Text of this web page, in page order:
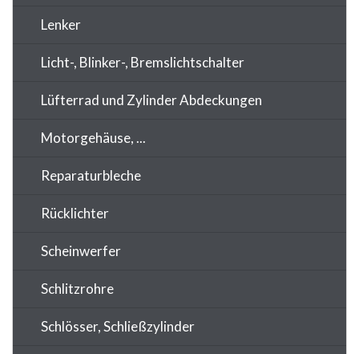
Lenker
Licht-, Blinker-, Bremslichtschalter
Lüfterrad und Zylinder Abdeckungen
Motorgehäuse, ...
Reparaturbleche
Rücklichter
Scheinwerfer
Schlitzrohre
Schlösser, Schließzylinder